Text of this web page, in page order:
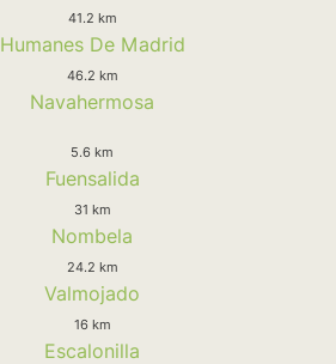
41.2 km
Humanes De Madrid
46.2 km
Navahermosa
5.6 km
Fuensalida
31 km
Nombela
24.2 km
Valmojado
16 km
Escalonilla